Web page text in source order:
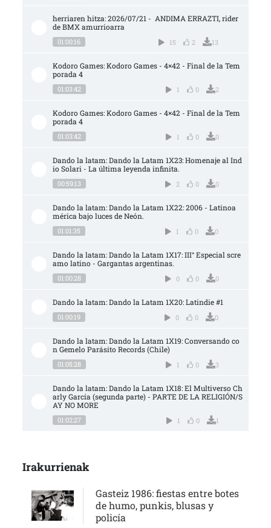
herriaren hitza: 2026/07/21 -  ANDIMA ERRAZTI, rider
de BMX amurrioarra
01:00:16 15 2 13
Kodoro Games: Kodoro Games - 4×42 - Final de la Tem
porada 4
01:03:42 1 0 2
Kodoro Games: Kodoro Games - 4×42 - Final de la Tem
porada 4
01:03:42 1 0 0
Dando la latam: Dando la Latam 1X23: Homenaje al Ind
io Solari - La última leyenda infinita.
00:59:13 2 0 0
Dando la latam: Dando la Latam 1X22: 2006 - Latinoa
mérica bajo luces de Neón.
01:01:35 1 0 0
Dando la latam: Dando la Latam 1X17: III° Especial scre
amo latino - Gargantas argentinas.
01:00:28 0 0 0
Dando la latam: Dando la Latam 1X20: Latindie #1
01:00:19 0 0 0
Dando la latam: Dando la Latam 1X19: Conversando co
n Gemelo Parásito Records (Chile)
01:05:28 1 0 3
Dando la latam: Dando la Latam 1X18: El Multiverso Ch
arly García (segunda parte) - PARTE DE LA RELIGIÓN/S
AY NO MORE
01:02:27 1 0 1
Irakurrienak
Gasteiz 1986: fiestas entre botes
de humo, punkis, blusas y
policía